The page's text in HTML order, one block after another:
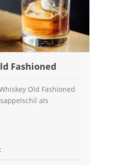
Fashioned
Old Fashioned
als